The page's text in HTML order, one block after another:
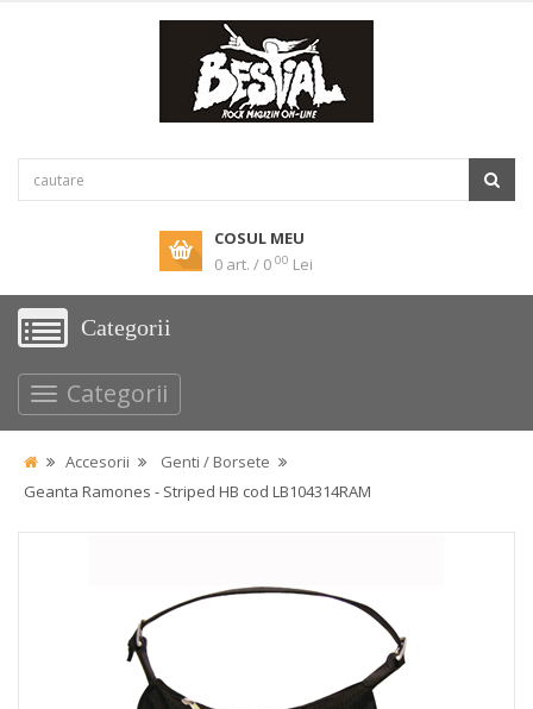
COSUL MEU
0 art. / 0 00 Lei
Categorii
Categorii
Accesorii
Genti / Borsete
Geanta Ramones - Striped HB cod LB104314RAM